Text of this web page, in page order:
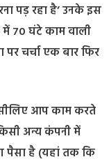
पड़ रहा है’ उनके इस
में 70 घंटे काम वाली
चर्चा एक बार फिर
आप काम करते
अन्य कंपनी में
पैसा है (यहां तक कि